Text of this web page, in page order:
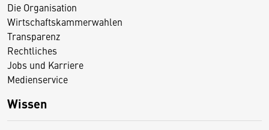
Die Organisation
Wirtschaftskammerwahlen
Transparenz
Rechtliches
Jobs und Karriere
Medienservice
Wissen